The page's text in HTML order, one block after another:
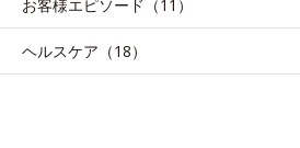
お客様エピソード（11）
ヘルスケア（18）